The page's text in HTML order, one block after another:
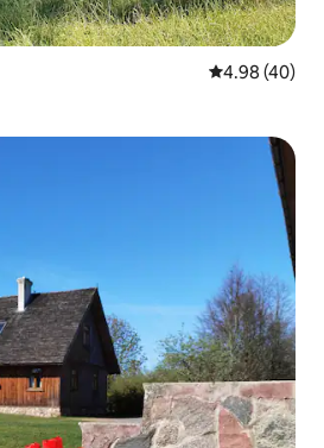
평점 4.98점(5
4.98 (40)